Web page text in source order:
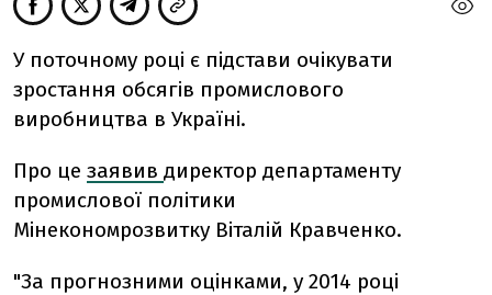
У поточному році є підстави очікувати
зростання обсягів промислового
виробництва в Україні.
Про це заявив директор департаменту
промислової політики
Мінекономрозвитку Віталій Кравченко.
"За прогнозними оцінками, у 2014 році